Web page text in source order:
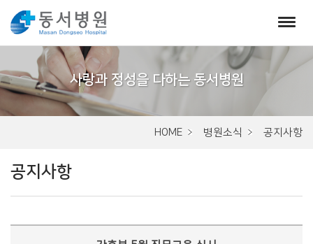
브
비
HOME 병원소식 공지사항
공지사항